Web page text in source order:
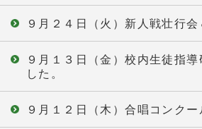
９月２４日（火）新人戦壮行
９月１３日（金）校内生徒指導
した。
９月１２日（木）合唱コンクー